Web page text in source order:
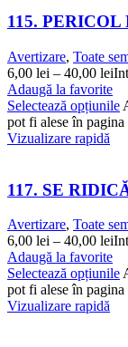
115.
Avertizare, Toate
6,00 lei – 40,00 lei
Adaugă la favorite
Selectează opțiunile
pot fi alese în
Vizualizare rapidă
117. SE
Avertizare, Toate
6,00 lei – 40,00 lei
Adaugă la favorite
Selectează opțiunile
pot fi alese în
Vizualizare rapidă